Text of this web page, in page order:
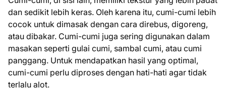
dan sedikit lebih keras. Oleh karena itu, cumi-cumi lebih
cocok untuk dimasak dengan cara direbus, digoreng,
atau dibakar. Cumi-cumi juga sering digunakan dalam
masakan seperti gulai cumi, sambal cumi, atau cumi
panggang. Untuk mendapatkan hasil yang optimal,
cumi-cumi perlu diproses dengan hati-hati agar tidak
terlalu alot.